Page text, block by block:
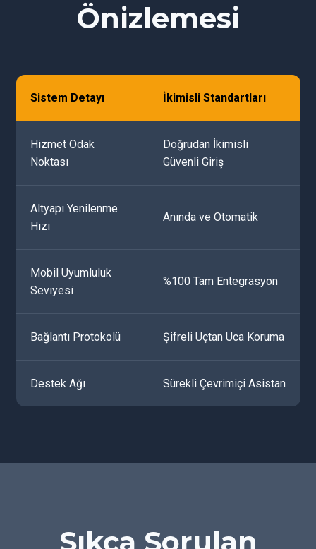
Önizlemesi
Sistem Detayı İkimisli Standartları
Hizmet Odak
Noktası
Doğrudan İkimisli
Güvenli Giriş
Altyapı Yenilenme
Hızı
Anında ve Otomatik
Mobil Uyumluluk
Seviyesi
%100 Tam Entegrasyon
Bağlantı Protokolü Şifreli Uçtan Uca Koruma
Destek Ağı Sürekli Çevrimiçi Asistan
Sıkça Sorulan